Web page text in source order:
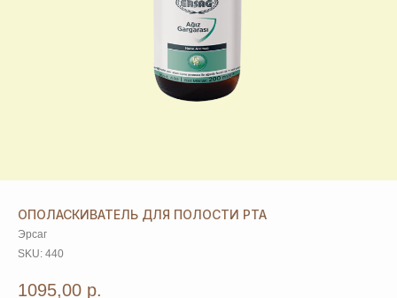
ОПОЛАСКИВАТЕЛЬ ДЛЯ ПОЛОСТИ РТА
Эрсаг
SKU: 440
1095,00 р.